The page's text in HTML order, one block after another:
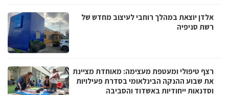
אלדן יוצאת במהלך רוחבי לעיצוב מחדש של
רשת סניפיה
רצף טיפולי ומעטפת מעצימה: מאוחדת מציינת
את שבוע ההנקה הבינלאומי בסדרת פעילויות
וסדנאות ייחודיות באשדוד והסביבה